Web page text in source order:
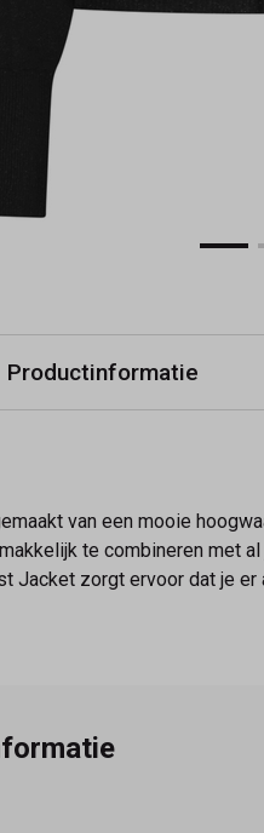
Productinformatie
van een mooie
te combineren met
Jacket zorgt ervoor dat je